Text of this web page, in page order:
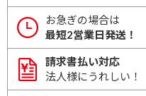
お急ぎの場合は
最短2営業日発送！
請求書払い対応
法人様にうれしい！